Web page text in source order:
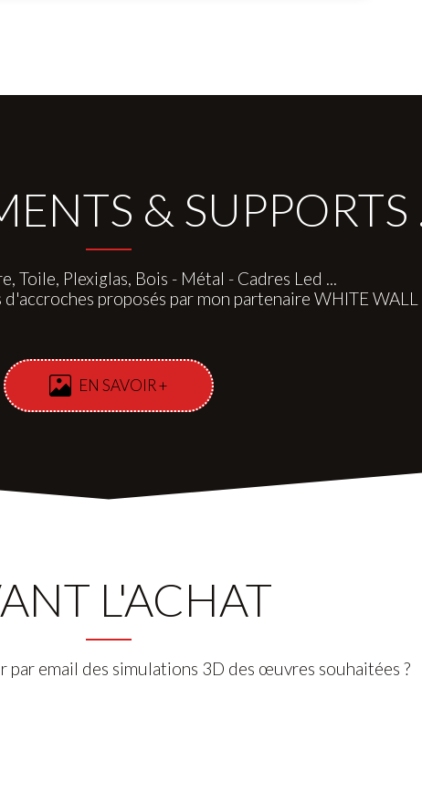
& SUPPORTS
Toile, Plexiglas, Bois - Métal - Cadres Led ...
proposés par mon partenaire WHITE WALL
EN SAVOIR +
L'ACHAT
par email des simulations 3D des œuvres souhaitées ?